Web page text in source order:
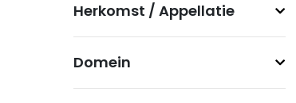
Herkomst / Appellatie
Domein